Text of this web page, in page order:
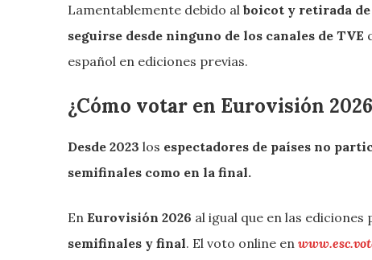
Lamentablemente debido al boicot y retirada de
seguirse desde ninguno de los canales de TVE
español en ediciones previas.
¿Cómo votar en Eurovisión
Desde 2023 los espectadores de países no
semifinales como en la final.
En Eurovisión 2026 al igual que en las
semifinales y final. El voto online en